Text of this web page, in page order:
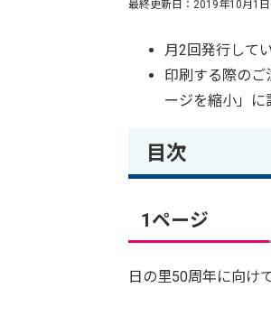
最終更新日： 2019年10月1日
月2回発行して
印刷する際の
ージを縮小」
目次
1ページ
日の里50周年に向け